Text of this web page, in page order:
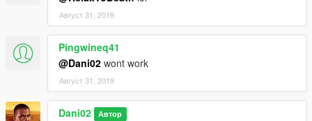
Август 31, 2019
Pingwineq41
@Dani02 wont work
Август 31, 2019
Dani02 Автор